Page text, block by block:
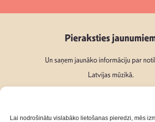
Lai nodrošinātu vislabāko lietošanas pieredzi, mēs
Pieraksties
Un saņem jaunāko informāciju par
Latvijas mūzikā.